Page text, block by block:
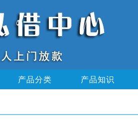
产品分类 产品知识